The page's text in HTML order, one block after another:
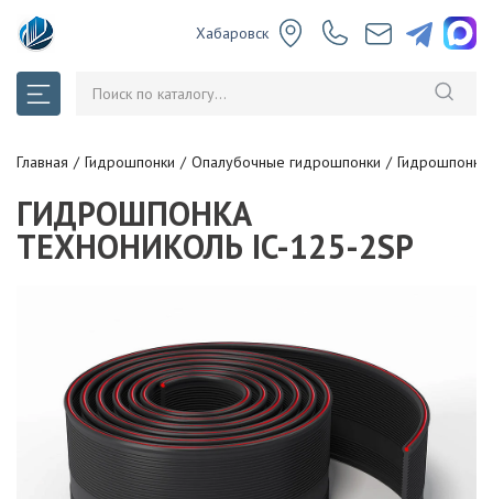
Хабаровск
Главная Гидрошпонки Опалубочные гидрошпонки Гидрошпонка
ГИДРОШПОНКА
ТЕХНОНИКОЛЬ IC-125-2SP